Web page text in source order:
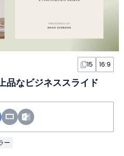
15 16:9
品なビジネススライド
ー